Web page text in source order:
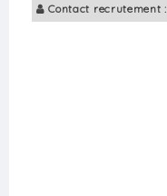
Contact recrutement :